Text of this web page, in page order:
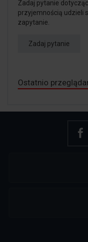
Zadaj pytanie
przyjemnością udzieli
zapytanie.
Zadaj pytanie
Ostatnio